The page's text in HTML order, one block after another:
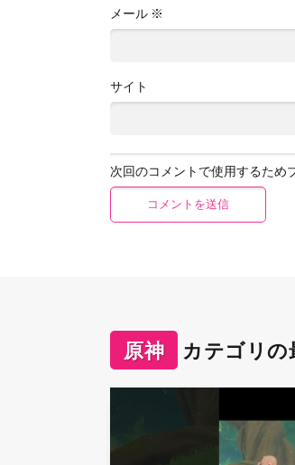
メール ※
サイト
次回のコメントで使用するため
原神 カテゴリの